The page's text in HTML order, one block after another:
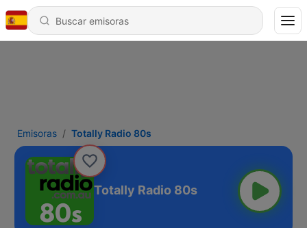
Emisoras Totally Radio 80s
Totally Radio 80s